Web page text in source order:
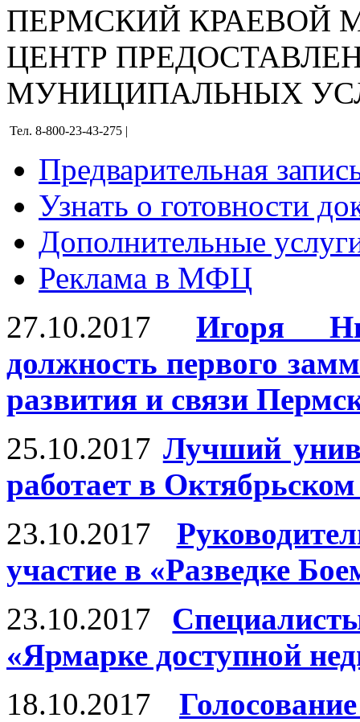
ПЕРМСКИЙ КРАЕВОЙ
ЦЕНТР
МУНИЦИПАЛЬНЫХ
Тел. 8-800-23-43-275 |
Предварительная
Узнать о готовности
Дополнительные
Реклама в МФЦ
27.10.2017
Игоря
должность первого
развития и связи
25.10.2017 Лучший
работает в
23.10.2017
участие в «Разведке
23.10.2017
«Ярмарке доступной
18.10.2017